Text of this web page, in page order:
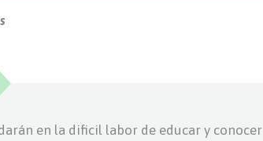
en la dificil labor de educar y conocer